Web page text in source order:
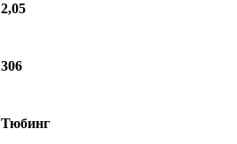
2,05
306
Тюбинг